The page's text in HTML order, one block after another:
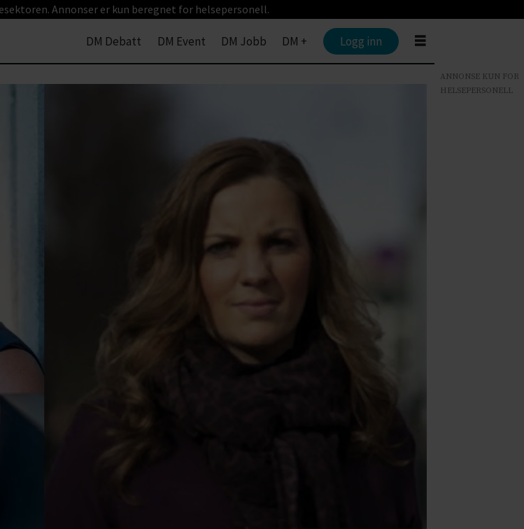
Annonser er kun beregnet for helsepersonell.
DM Debatt DM Event DM Jobb DM + Logg inn
ANNONSE KUN FOR
HELSEPERSONELL